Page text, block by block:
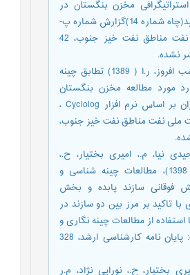
مخزن بنگستان در
میدان نفتی رگ سفید(چاه شماره 14)گزارش شماره پ-
6966، شرکت ملی نفت مناطق نفت خیز جنوب، 42
نشده.
[12]غبیشاوی، ع.، شب افروز، ر.ا ( 1389) تطابق چینه
مورد مطالعه مخزن بنگستان
میدان نفتی گچساران بر اساس نرم افزار Cyclolog ،
نفت مناطق نفت خیز جنوب،
نیا، م.، امیری بختیار، ح.،
نورایی نژاد، م.ر ( 1398)، مطالعات چینه شناسی و
سازند پابده و بخش
تاکید بر مرز بین دو سازند در
از مطالعات چینه نگاری و
نرم افزار سیکلولاگ: پایان نامه کارشناسی ارشد، 328
بختیار، ح.، نورایی نژاد، م.ر